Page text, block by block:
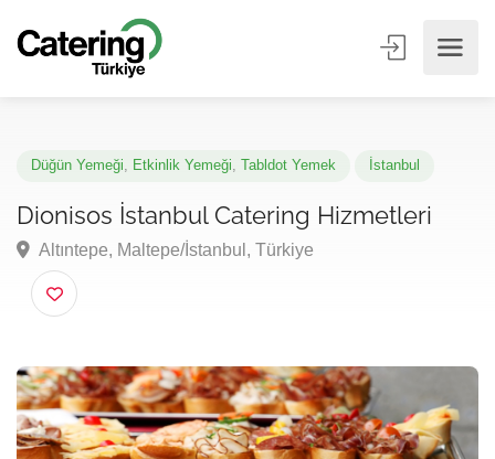
Dionisos İstanbul Catering Hizmetleri
Altıntepe, Maltepe/İstanbul, Türkiye